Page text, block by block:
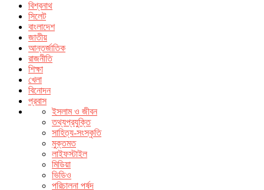
বিশ্বনাথ
সিলেট
বাংলাদেশ
জাতীয়
আন্তর্জাতিক
রাজনীতি
শিক্ষা
খেলা
বিনোদন
প্রবাস
ইসলাম ও জীবন
তথ্যপ্রযুক্তি
সাহিত্য-সংস্কৃতি
মুক্তমত
লাইফস্টাইল
মিডিয়া
ভিডিও
পরিচালনা পর্ষদ